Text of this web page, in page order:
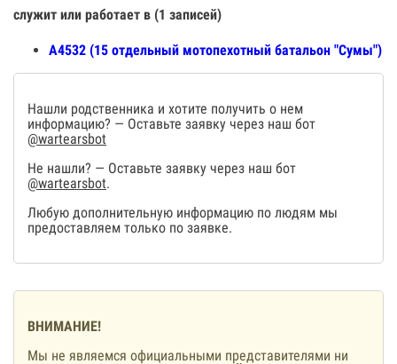
служит или работает в (1 записей)
А4532 (15 отдельный мотопехотный батальон "Сумы")
Нашли родственника и хотите получить о нем
информацию? — Оставьте заявку через наш бот
@wartearsbot
Не нашли? — Оставьте заявку через наш бот
@wartearsbot.
Любую дополнительную информацию по людям мы
предоставляем только по заявке.
ВНИМАНИЕ!
Мы не являемся официальными представителями ни